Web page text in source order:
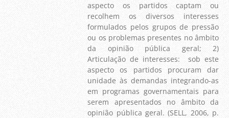
aspecto os partidos captam ou
recolhem os diversos interesses
formulados pelos grupos de pressão
ou os problemas presentes no âmbito
da opinião pública geral; 2)
Articulação de interesses: sob este
aspecto os partidos procuram dar
unidade às demandas integrando-as
em programas governamentais para
serem apresentados no âmbito da
opinião pública geral. (SELL, 2006, p.